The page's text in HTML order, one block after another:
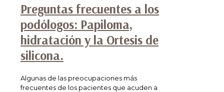
Preguntas frecuentes a los
podólogos: Papiloma,
hidratación y la Ortesis de
silicona.
Algunas de las preocupaciones más
frecuentes de los pacientes que acuden a